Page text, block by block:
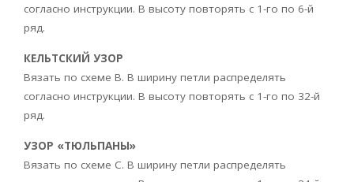
согласно инструкции. В высоту повторять с 1-го по 6-й
ряд.
КЕЛЬТСКИЙ УЗОР
Вязать по схеме В. В ширину петли распределять
согласно инструкции. В высоту повторять с 1-го по 32-й
ряд.
УЗОР «ТЮЛЬПАНЫ»
Вязать по схеме С. В ширину петли распределять